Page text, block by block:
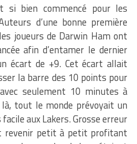
si bien commencé pour les
d’une bonne première
joueurs de Darwin Ham ont
afin d’entamer le dernier
écart de +9. Cet écart allait
la barre des 10 points pour
seulement 10 minutes à
tout le monde prévoyait un
aux Lakers. Grosse erreur
revenir petit à petit profitant